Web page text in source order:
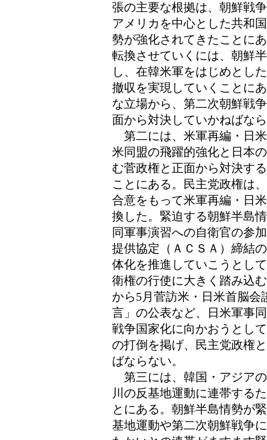
張の主要な根拠は、朝鮮戦
アメリカを中心とした共和
勢が強化されてきたことに
転換させていくには、朝鮮
し、在韓米軍をはじめとし
撤収を実現していくことに
な立場から、第二次朝鮮戦
面から対決していかねばな
第二には、米軍再編・日
米同盟の飛躍的強化と日本
む菅政権と正面から対決す
ことにある。民主党政権は
合意をもって米軍再編・日
換した。緊迫する朝鮮半島
同軍事演習への自衛官の参
提供協定（ＡＣＳＡ）締結
体化を推進していこうとし
衛権の行使に大きく踏み込
から5月菅訪米・日米首脳会
言」の公表など、日米軍事
戦争国家化に向かおうとし
の打倒を掲げ、民主党政権
ばならない。
第三には、韓国・アジア
川の反基地運動に連帯する
とにある。朝鮮半島情勢が
基地運動や第二次朝鮮戦争